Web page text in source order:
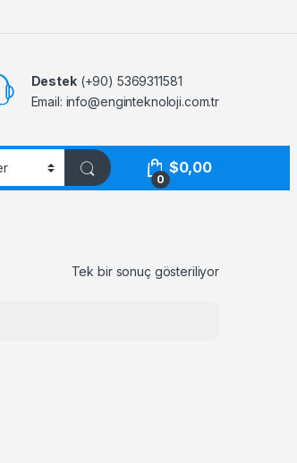
Destek(+90) 5369311581
Email: info@enginteknoloji.com.tr
0
$0,00
Tek bir sonuç gösteriliyor